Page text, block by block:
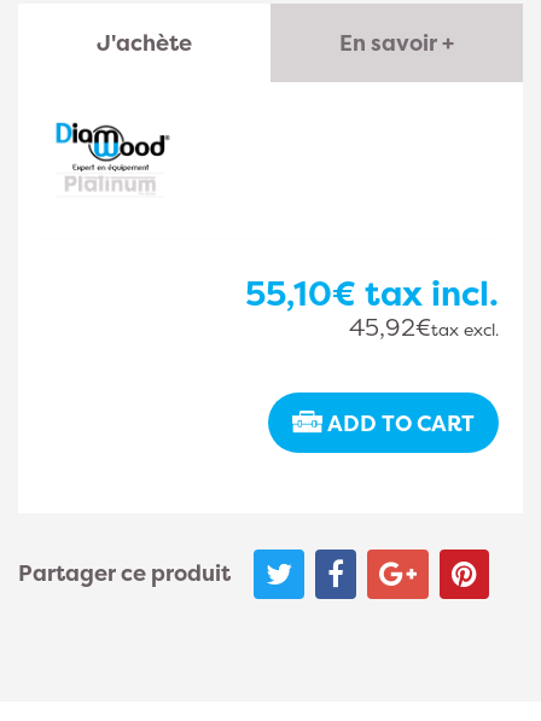
J'achète En savoir +
55,10€ tax incl.
45,92€tax excl.
ADD TO CART
Partager ce produit